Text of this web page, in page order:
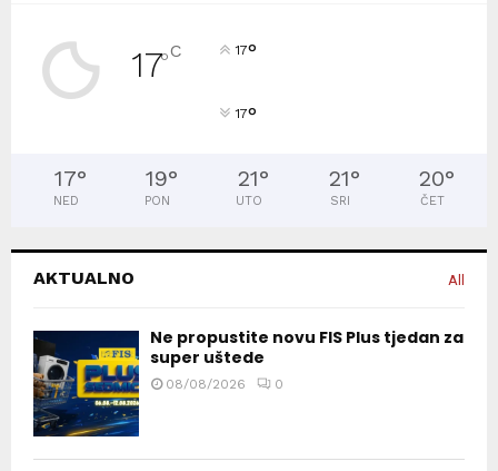
17°C 17°
17°
17°
NED
19°
PON
21°
UTO
21°
SRI
20°
ČET
AKTUALNO All
Ne propustite novu FIS Plus tjedan za
super uštede
08/08/2026 0